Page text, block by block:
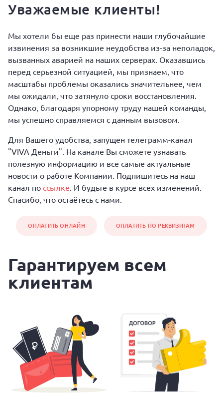
Уважаемые клиенты!
Мы хотели бы еще раз принести наши глубочайшие
извинения за возникшие неудобства из-за неполадок,
вызванных аварией на наших серверах. Оказавшись
перед серьезной ситуацией, мы признаем, что
масштабы проблемы оказались значительнее, чем
мы ожидали, что затянуло сроки восстановления.
Однако, благодаря упорному труду нашей команды,
мы успешно справляемся с данным вызовом.
Для Вашего удобства, запущен телеграмм-канал
"VIVA Деньги". На канале Вы сможете узнавать
полезную информацию и все самые актуальные
новости о работе Компании. Подпишитесь на наш
канал по ссылке. И будьте в курсе всех изменений.
Спасибо, что остаётесь с нами.
ОПЛАТИТЬ ОНЛАЙН ОПЛАТИТЬ ПО РЕКВИЗИТАМ
Гарантируем всем
клиентам